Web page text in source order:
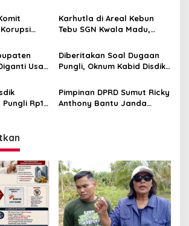
Karhutla di Areal Kebun
Tebu SGN Kwala Madu,
Langsa Terganggu
Usai
Diberitakan Soal Dugaan
Pungli, Oknum Kabid Disdik
Rp10
Pimpinan DPRD Sumut Ricky
Anthony Bantu Janda